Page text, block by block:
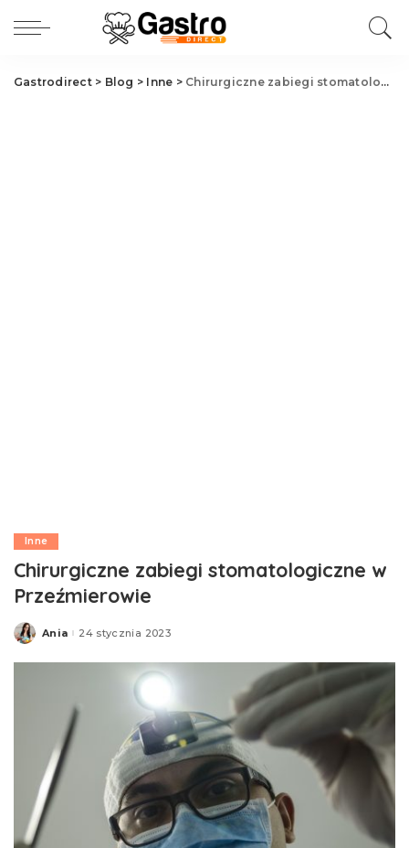
Gastrodirect> Blog > Inne > Chirurgiczne zabiegi stomatologiczne w Przeźmierowie
Inne
Chirurgiczne zabiegi stomatologiczne w
Przeźmierowie
Posted
Ania 24 stycznia 2023